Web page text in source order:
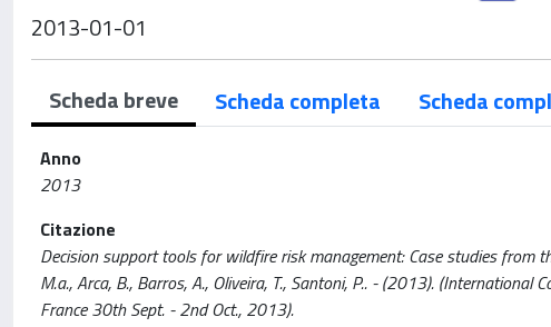
2013-01-01
Scheda breve Scheda completa Scheda
Anno
2013
Citazione
Decision support tools for wildfire risk management: Case studies from
M.a., Arca, B., Barros, A., Oliveira, T., Santoni, P.. - (2013). (International
France 30th Sept. - 2nd Oct., 2013).